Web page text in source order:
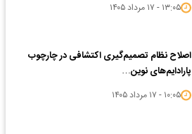
۱۳:۰۵ - ۱۷ مرداد ۱۴۰۵
اصلاح نظام تصمیم‌گیری اکتشافی در چارچوب
پارادایم‌های نوین…
۱۰:۰۵ - ۱۷ مرداد ۱۴۰۵